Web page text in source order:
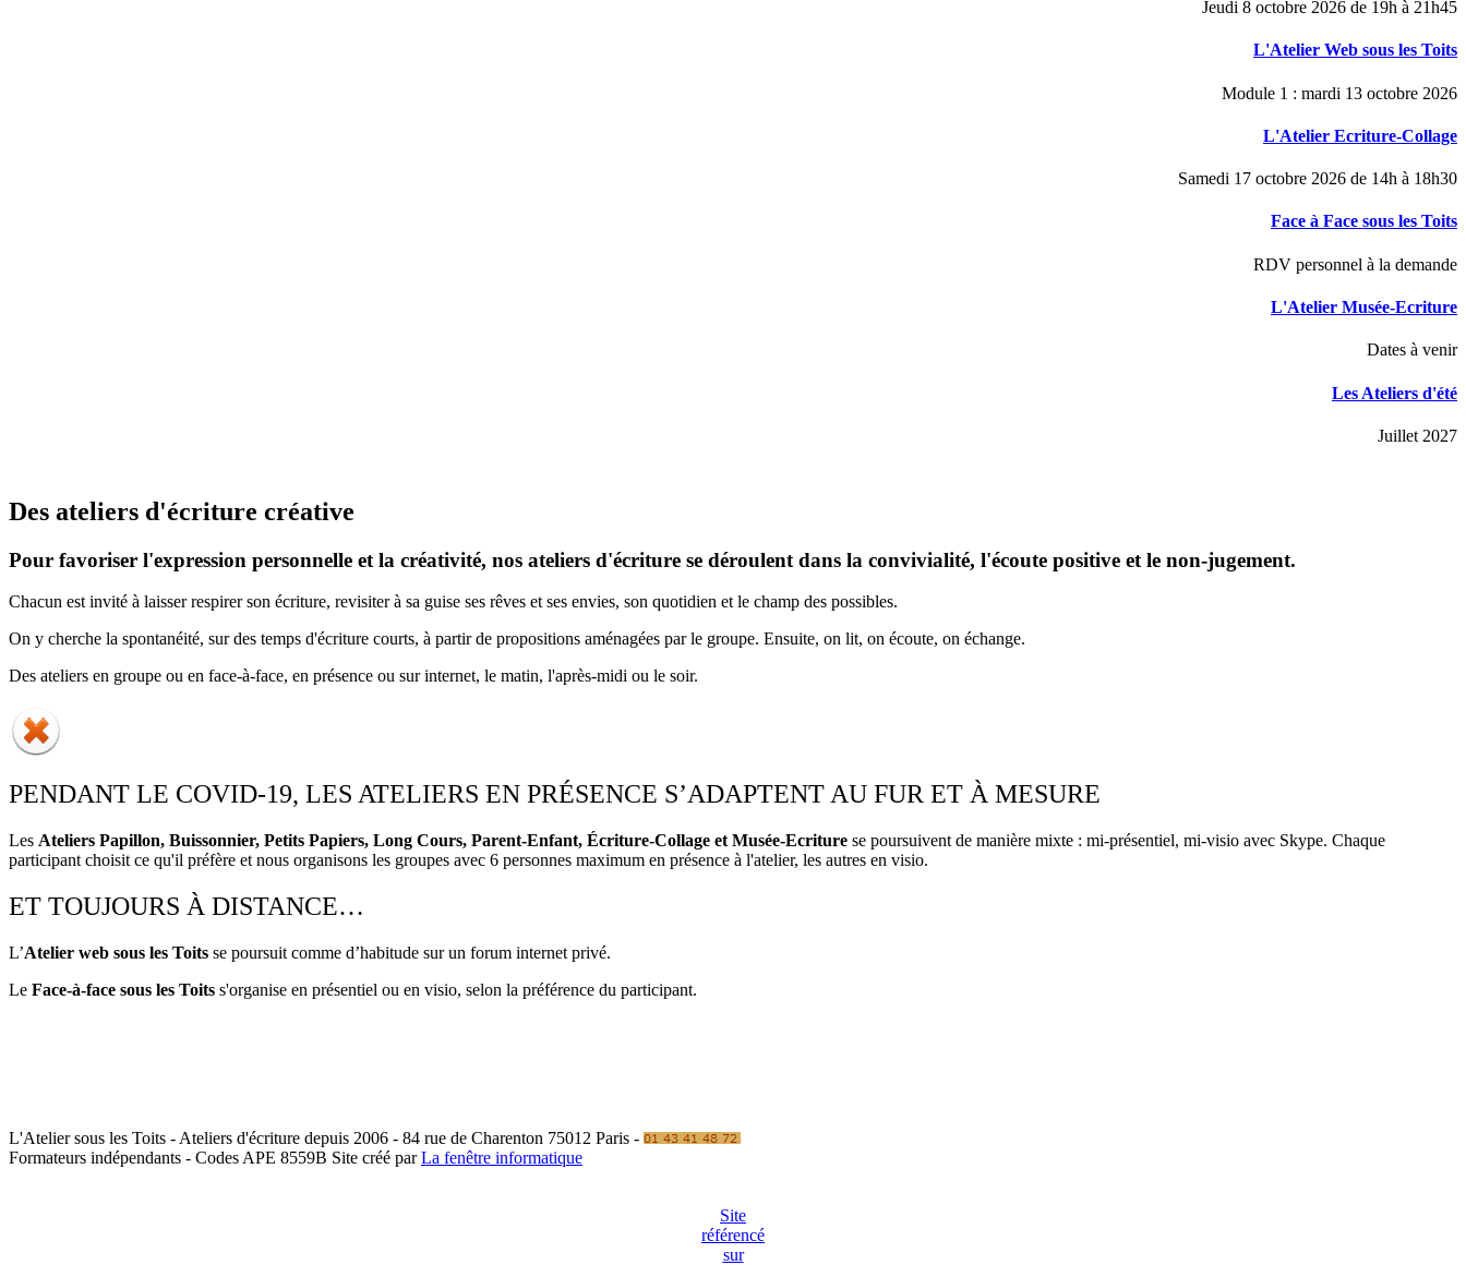
Jeudi 8 octobre 2026 de 19h à 21h45
L'Atelier Web sous les Toits
Module 1 : mardi 13 octobre 2026
L'Atelier Ecriture-Collage
Samedi 17 octobre 2026 de 14h à 18h30
Face à Face sous les Toits
RDV personnel à la demande
L'Atelier Musée-Ecriture
Dates à venir
Les Ateliers d'été
Juillet 2027
Des ateliers d'écriture créative
Pour favoriser l'expression personnelle et la créativité, nos ateliers d'écriture se déroulent dans la convivialité, l'écoute positive et le non-jugement.
Chacun est invité à laisser respirer son écriture, revisiter à sa guise ses rêves et ses envies, son quotidien et le champ des possibles.
On y cherche la spontanéité, sur des temps d'écriture courts, à partir de propositions aménagées par le groupe. Ensuite, on lit, on écoute, on échange.
Des ateliers en groupe ou en face-à-face, en présence ou sur internet, le matin, l'après-midi ou le soir.
PENDANT LE COVID-19, LES ATELIERS EN PRÉSENCE S’ADAPTENT AU FUR ET À MESURE
Les Ateliers Papillon, Buissonnier, Petits Papiers, Long Cours, Parent-Enfant, Écriture-Collage et Musée-Ecriture se poursuivent de manière mixte : mi-présentiel, mi-visio avec Skype. Chaque
participant choisit ce qu'il préfère et nous organisons les groupes avec 6 personnes maximum en présence à l'atelier, les autres en visio.
ET TOUJOURS À DISTANCE…
L’Atelier web sous les Toits se poursuit comme d’habitude sur un forum internet privé.
Le Face-à-face sous les Toits s'organise en présentiel ou en visio, selon la préférence du participant.
L'Atelier sous les Toits - Ateliers d'écriture depuis 2006 - 84 rue de Charenton 75012 Paris -
Formateurs indépendants - Codes APE 8559B Site créé parLa fenêtre informatique
Site
référencé
sur